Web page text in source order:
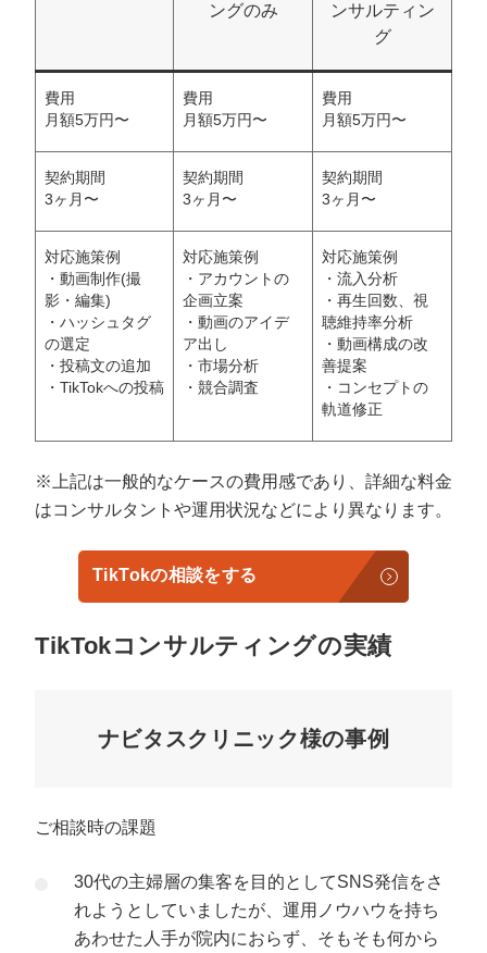
ングのみ
ンサルティン
グ
費用
月額5万円〜
費用
月額5万円〜
費用
月額5万円〜
契約期間
3ヶ月〜
契約期間
3ヶ月〜
契約期間
3ヶ月〜
対応施策例
・動画制作(撮
影・編集)
・ハッシュタグ
の選定
・投稿文の追加
・TikTokへの投稿
対応施策例
・アカウントの
企画立案
・動画のアイデ
ア出し
・市場分析
・競合調査
対応施策例
・流入分析
・再生回数、視
聴維持率分析
・動画構成の改
善提案
・コンセプトの
軌道修正
※上記は一般的なケースの費用感であり、詳細な料金
はコンサルタントや運用状況などにより異なります。
TikTokの相談をする
TikTokコンサルティングの実績
ナビタスクリニック様の事例
ご相談時の課題
30代の主婦層の集客を目的としてSNS発信をさ
れようとしていましたが、運用ノウハウを持ち
あわせた人手が院内におらず、そもそも何から